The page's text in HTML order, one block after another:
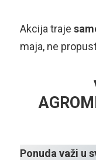
Akcija traje
maja, ne
Ponuda važi u